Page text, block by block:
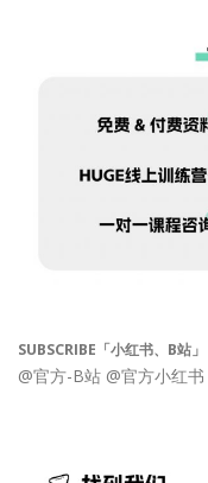
SUBSCRIBE「小红书、B站」
@官方-B站 @官方小红书